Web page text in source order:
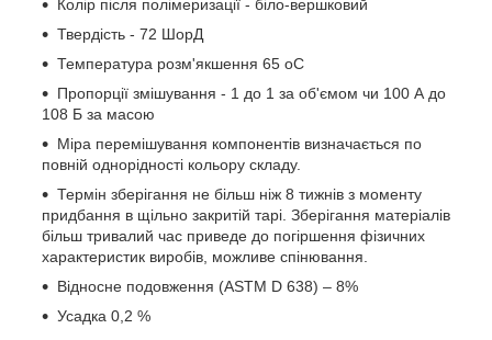
Колір після полімеризації - біло-вершковий
Твердість - 72 ШорД
Температура розм'якшення 65 оС
Пропорції змішування - 1 до 1 за об'ємом чи 100 А до
108 Б за масою
Міра перемішування компонентів визначається по
повній однорідності кольору складу.
Термін зберігання не більш ніж 8 тижнів з моменту
придбання в щільно закритій тарі. Зберігання матеріалів
більш тривалий час приведе до погіршення фізичних
характеристик виробів, можливе спінювання.
Відносне подовження (ASTM D 638) – 8%
Усадка 0,2 %